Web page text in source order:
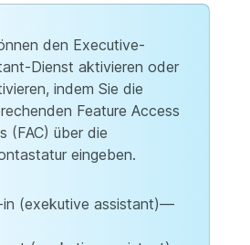
den Executive-
Dienst aktivieren oder
indem Sie die
Feature Access
(FAC) über die
eingeben.
in (exekutive assistant)—